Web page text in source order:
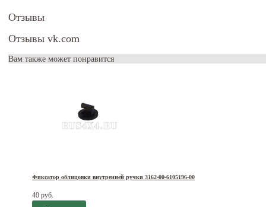
Отзывы
Отзывы vk.com
Вам также может понравится
Фиксатор облицовки внутренней ручки 3162-00-6105196-00
40 руб.